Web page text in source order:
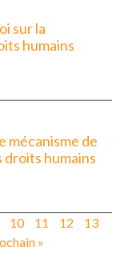
sur la
humains
mécanisme de
humains
10 11 12
13
»